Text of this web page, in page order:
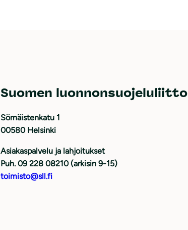
Suomen luonnonsuojeluliitto
Sörnäistenkatu 1
00580 Helsinki
Asiakaspalvelu ja lahjoitukset
Puh. 09 228 08210 (arkisin 9-15)
toimisto@sll.fi